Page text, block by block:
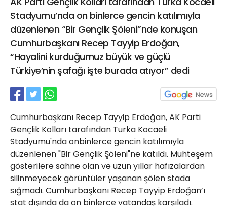
Stadyumu’nda on binlerce gencin katılımıyla
düzenlenen “Bir Gençlik Şöleni”nde konuşan
Cumhurbaşkanı Recep Tayyip Erdoğan,
“Hayalini kurduğumuz büyük ve güçlü
Türkiye’nin şafağı işte burada atıyor” dedi
Cumhurbaşkanı Recep Tayyip Erdoğan, AK Parti
Gençlik Kolları tarafından Turka Kocaeli
Stadyumu'nda onbinlerce gencin katılımıyla
düzenlenen "Bir Gençlik Şöleni"ne katıldı. Muhteşem
gösterilere sahne olan ve uzun yıllar hafızalardan
silinmeyecek görüntüler yaşanan şölen stada
sığmadı. Cumhurbaşkanı Recep Tayyip Erdoğan’ı
stat dışında da on binlerce vatandaş karşıladı.
21 Gölcük
02624132333
haber@golcukpostasi.com